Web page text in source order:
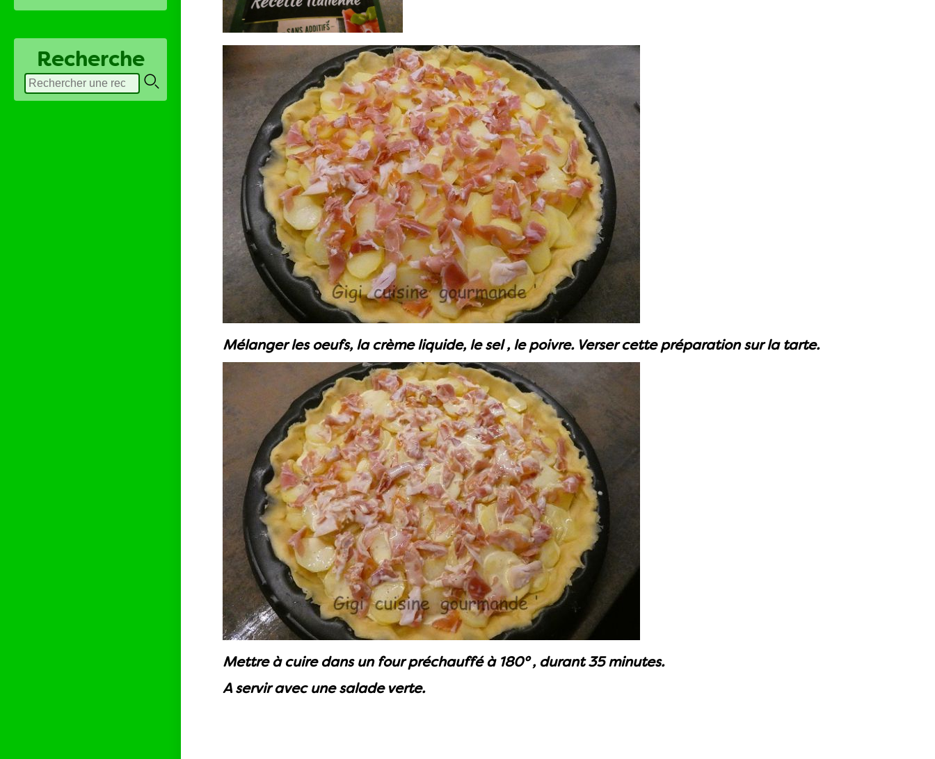
Recherche
Mélanger les oeufs, la crème liquide, le sel , le poivre. Verser cette préparation sur la tarte.
Mettre à cuire dans un four préchauffé à 180° , durant 35 minutes.
A servir avec une salade verte.